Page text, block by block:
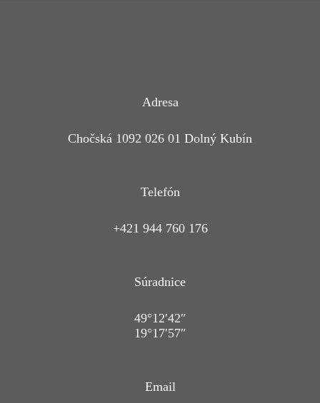
Adresa
Chočská 1092 026 01 Dolný Kubín
Telefón
+421 944 760 176
Súradnice
49°12′42″
19°17′57″
Email